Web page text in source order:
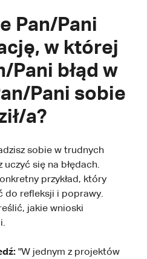
Pan/Pani
w której
Pani błąd w
Pani sobie
a?
sobie w trudnych
się na błędach.
przykład, który
do refleksji i poprawy.
jakie wnioski
"W jednym z projektów